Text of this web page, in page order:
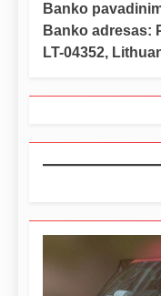
Banko
Banko adresas:
LT-04352,